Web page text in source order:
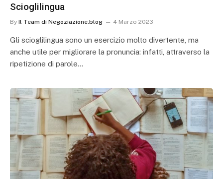
Scioglilingua
By Il Team di Negoziazione.blog 4 Marzo 2023
Gli scioglilingua sono un esercizio molto divertente, ma
anche utile per migliorare la pronuncia: infatti, attraverso la
ripetizione di parole…